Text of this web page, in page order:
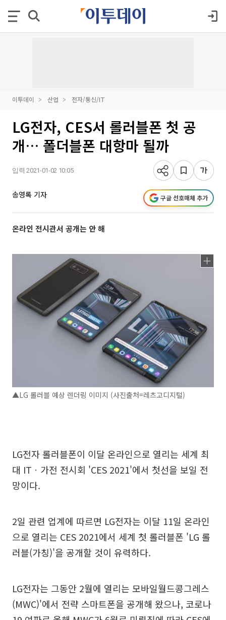
이투데이 산업 전자/통신/IT
LG전자, CES서 롤러블폰 첫 공
개… 폴더블폰 대항마 될까
입력 2021-01-02 10:05
송영록 기자 구글 선호매체 추가
온라인 전시관서 공개는 안 해
▲LG 롤러블 예상 렌더링 이미지 (사진출처=레츠고디지털)
LG전자 롤러블폰이 이달 온라인으로 열리는 세계 최
대 ITㆍ가전 전시회 'CES 2021'에서 첫선을 보일 전
망이다.
2일 관련 업계에 따르면 LG전자는 이달 11일 온라인
으로 열리는 CES 2021에서 세계 첫 롤러블폰 'LG 롤
러블(가칭)'을 공개할 것이 유력하다.
LG전자는 그동안 2월에 열리는 모바일월드콩그레스
(MWC)'에서 전략 스마트폰을 공개해 왔으나, 코로나